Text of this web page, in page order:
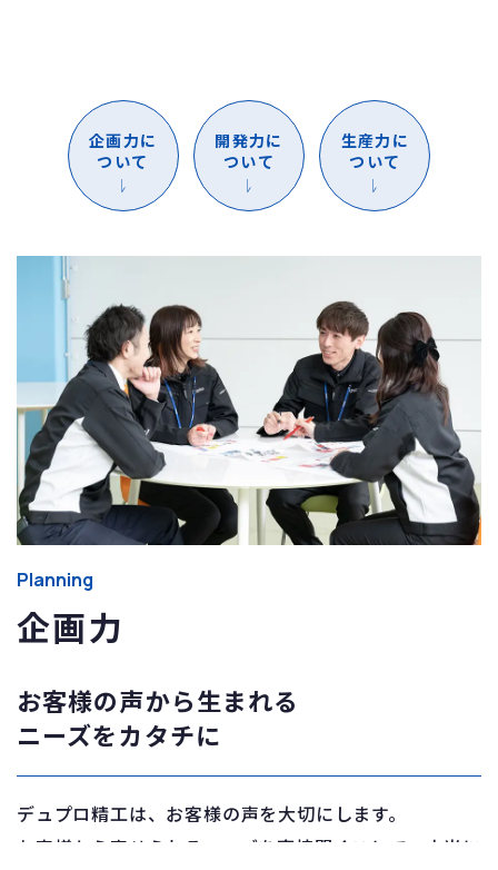
企画力に
ついて
開発力に
ついて
生産力に
ついて
Planning
企画力
お客様の声から生まれる
ニーズをカタチに
デュプロ精工は、お客様の声を大切にします。
お客様から寄せられるニーズを直接聞くことで、本当に